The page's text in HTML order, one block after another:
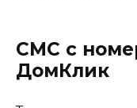
СМС с
ДомКлик